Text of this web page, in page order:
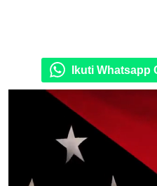
Ikuti Whatsapp